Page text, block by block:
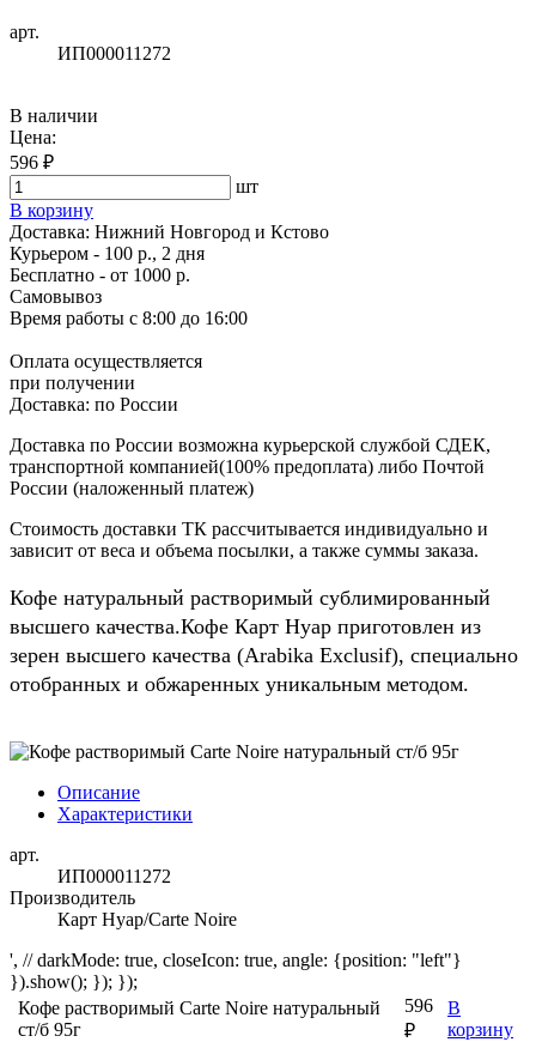
арт.
ИП000011272
В наличии
Цена:
596 ₽
шт
В корзину
Доставка: Нижний Новгород и Кстово
Курьером - 100 р., 2 дня
Бесплатно - от 1000 р.
Самовывоз
Время работы с 8:00 до 16:00
Оплата осуществляется
при получении
Доставка: по России
Доставка по России возможна курьерской службой СДЕК,
транспортной компанией(100% предоплата) либо Почтой
России (наложенный платеж)
Стоимость доставки ТК рассчитывается индивидуально и
зависит от веса и объема посылки, а также суммы заказа.
Кофе натуральный растворимый сублимированный
высшего качества.Кофе Карт Нуар приготовлен из
зерен высшего качества (Arabika Exclusif), специально
отобранных и обжаренных уникальным методом.
Описание
Характеристики
арт.
ИП000011272
Производитель
Карт Нуар/Carte Noire
', // darkMode: true, closeIcon: true, angle: {position: "left"}
}).show(); }); });
Кофе растворимый Carte Noire натуральный
ст/б 95г
596
₽
В
корзину